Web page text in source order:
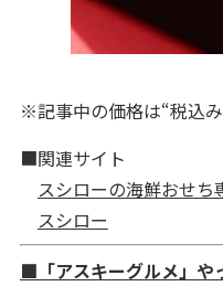
※記事中の価格は“税込み
■関連サイト
スシローの海鮮おせち
スシロー
■「アスキーグルメ」や